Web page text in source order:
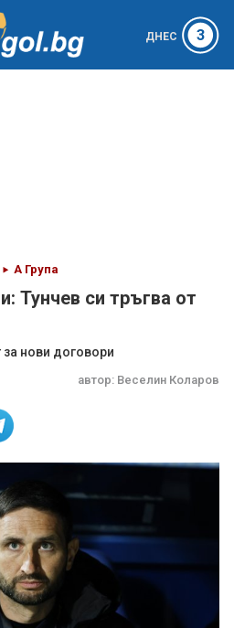
ДНЕС 3
А Група
Тунчев си тръгва от
нови договори
автор: Веселин Коларов